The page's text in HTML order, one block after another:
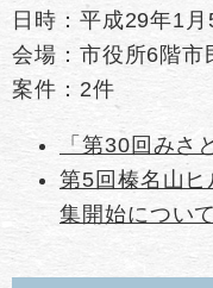
日時：平成29年1
会場：市役所6階市
案件：2件
「第30回みさ
第5回榛名山
集開始について